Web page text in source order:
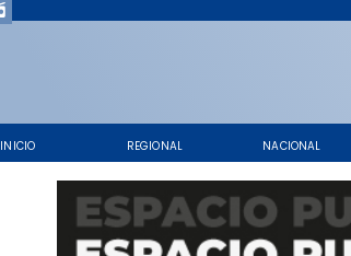
INICIO REGIONAL NACIONAL